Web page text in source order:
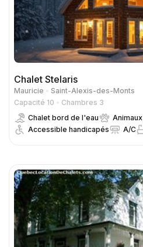
Chalet Stelaris
Mauricie
Saint-Alexis-des-Monts
Capacité 10
Chambres 3
Chalet bord de l'eau
Animaux
Accessible handicapés
A/C